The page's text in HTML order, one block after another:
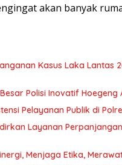
akan banyak
Kasus Laka Lantas
Polisi Inovatif Hoegeng
Pelayanan Publik di
Layanan
Menjaga Etika,